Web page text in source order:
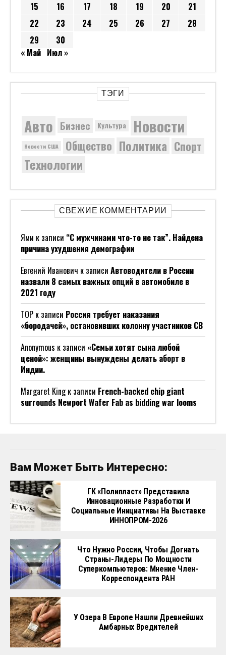
15
16 17 18 19 20
21
22
23 24 25 26 27
28
29
30
« Май Июл »
ТЭГИ
Авто Бизнес Культура Новости
Новости США Общество Политика Спорт
Технологии
СВЕЖИЕ КОММЕНТАРИИ
Ями к записи “С мужчинами что-то не так”. Найдена
причина ухудшения демографии
Евгений Иванович к записи Автоводители в России
назвали 8 самых важных опций в автомобиле в
2021 году
ТОР к записи Россия требует наказания
«бородачей», остановивших колонну участников СВ
Anonymous к записи «Семьи хотят сына любой
ценой»: женщины вынуждены делать аборт в
Индии.
Margaret Kingк записи French-backed chip giant
surrounds Newport Wafer Fab as bidding war looms
Вам Может Быть Интересно:
ГК «Полипласт» Представила
Инновационные Разработки И
Социальные Инициативы На Выставке
ИННОПРОМ-2026
Что Нужно России, Чтобы Догнать
Страны-Лидеры По Мощности
Суперкомпьютеров: Мнение Член-
Корреспондента РАН
У Озера В Европе Нашли Древнейших
Амбарных Вредителей